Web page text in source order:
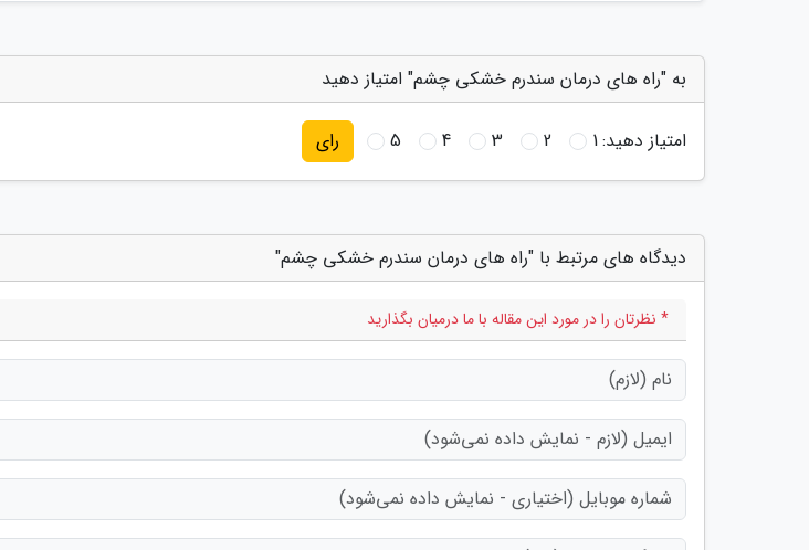
به "راه های درمان سندرم خشکی چشم" امتیاز دهید
امتیاز دهید:1
2
3
4
5 رای
دیدگاه های مرتبط با "راه های درمان سندرم خشکی چشم"
* نظرتان را در مورد این مقاله با ما درمیان بگذارید